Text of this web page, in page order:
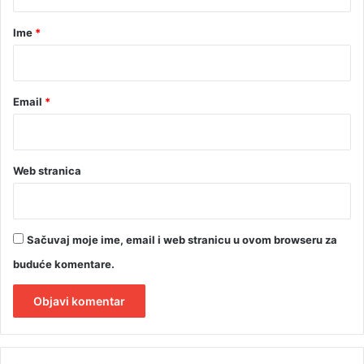
rIme *
Email *
Web stranica
Sačuvaj moje ime, email i web stranicu u ovom browseru za
buduće komentare.